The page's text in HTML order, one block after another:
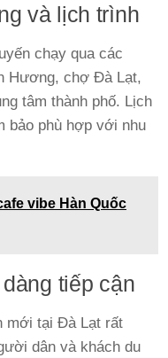
và lịch trình
chạy qua các
Hương, chợ Đà Lạt,
tâm thành phố. Lịch
bảo phù hợp với nhu
vibe Hàn Quốc
tiếp cận
mới tại Đà Lạt rất
dân và khách du